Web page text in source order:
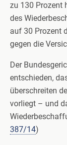
zu 130 Prozent
des
auf 30 Prozent
gegen die
Der
entschieden,
überschreiten
vorliegt – und
387/14)